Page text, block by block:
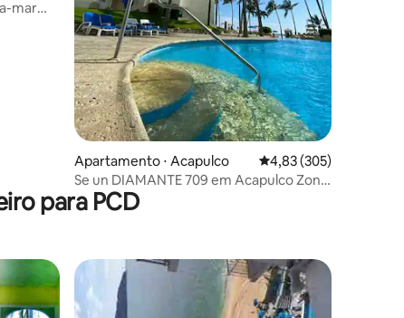
mar
Apartamento ⋅ Acapulco 4,83 de uma avaliação
4,83 (305)
Se un DIAMANTE 709 em Acapulco Zona
Diamante.
para PCD